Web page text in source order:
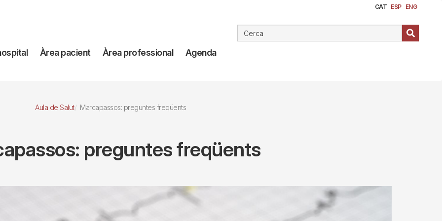
CAT ESP ENG
Àrea pacient Àrea professional Agenda
Aula de Salut Marcapassos: preguntes freqüents
preguntes freqüents